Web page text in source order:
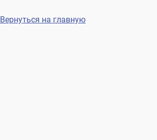
Вернуться на главную